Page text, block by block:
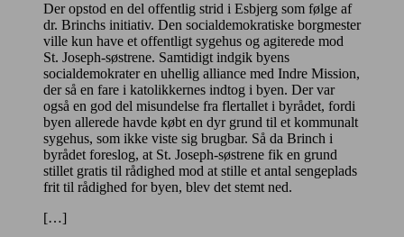
Der opstod en del offentlig strid i Esbjerg som følge af
dr. Brinchs initiativ. Den socialdemokratiske borgmester
ville kun have et offentligt sygehus og agiterede mod
St. Joseph-søstrene. Samtidigt indgik byens
socialdemokrater en uhellig alliance med Indre Mission,
der så en fare i katolikkernes indtog i byen. Der var
også en god del misundelse fra flertallet i byrådet, fordi
byen allerede havde købt en dyr grund til et kommunalt
sygehus, som ikke viste sig brugbar. Så da Brinch i
byrådet foreslog, at St. Joseph-søstrene fik en grund
stillet gratis til rådighed mod at stille et antal sengeplads
frit til rådighed for byen, blev det stemt ned.
[…]